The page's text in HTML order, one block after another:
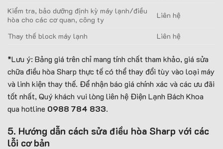
Kiểm tra, bảo dưỡng định kỳ máy lạnh/điều
hòa cho các cơ quan, công ty
Liên hệ
Thay thế block máy lạnh Liên hệ
*Lưu ý: Bảng giá trên chỉ mang tính chất tham khảo, giá sửa
chữa điều hòa Sharp thực tế có thể thay đổi tùy vào loại máy
và linh kiện thay thế. Để nhận báo giá chính xác và các ưu đãi
tốt nhất, Quý khách vui lòng liên hệ Điện Lạnh Bách Khoa
qua hotline 0988 784 833.
5. Hướng dẫn cách sửa điều hòa Sharp với các
lỗi cơ bản